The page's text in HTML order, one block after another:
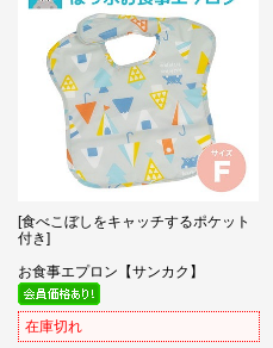
[食べこぼしをキャッチするポケット
付き]
お食事エプロン【サンカク】
在庫切れ